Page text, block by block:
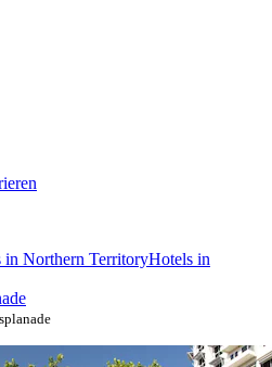
in Northern TerritoryHotels in